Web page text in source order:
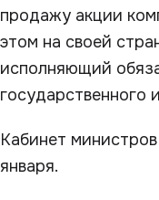
продажу акции
этом на своей
исполняющий
государственного
Кабинет
января.